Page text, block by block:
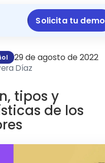
Solicita tu demo
29 de agosto de 2022
Díaz
tipos y
de los